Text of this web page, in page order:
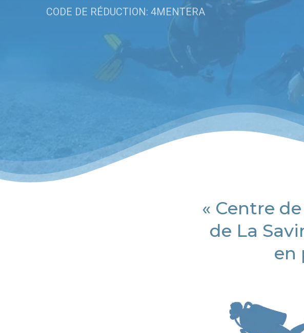
CODE DE RÉDUCTION: 4MENTERA
« Centre
de La
en